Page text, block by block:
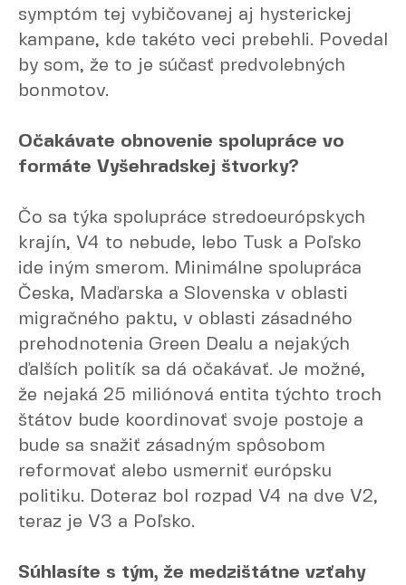
symptóm tej vybičovanej aj hysterickej
kampane, kde takéto veci prebehli. Povedal
by som, že to je súčasť predvolebných
bonmotov.
Očakávate obnovenie spolupráce vo
formáte Vyšehradskej štvorky?
Čo sa týka spolupráce stredoeurópskych
krajín, V4 to nebude, lebo Tusk a Poľsko
ide iným smerom. Minimálne spolupráca
Česka, Maďarska a Slovenska v oblasti
migračného paktu, v oblasti zásadného
prehodnotenia Green Dealu a nejakých
ďalších politík sa dá očakávať. Je možné,
že nejaká 25 miliónová entita týchto troch
štátov bude koordinovať svoje postoje a
bude sa snažiť zásadným spôsobom
reformovať alebo usmerniť európsku
politiku. Doteraz bol rozpad V4 na dve V2,
teraz je V3 a Poľsko.
Súhlasíte s tým, že medzištátne vzťahy